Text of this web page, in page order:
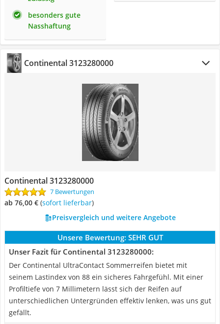
besonders gute
Nasshaftung
Continental 3123280000
Continental 3123280000
7 Bewertungen
ab 76,00 € ( Sofort lieferbar)
Preisvergleich und weitere Angebote
Unsere Bewertung: SEHR GUT
Unser Fazit für Continental 3123280000:
Der Continental UltraContact Sommerreifen bietet mit
seinem Lastindex von 88 ein sicheres Fahrgefühl. Mit einer
Profiltiefe von 7 Millimetern lässt sich der Reifen auf
unterschiedlichen Untergründen effektiv lenken, was uns gut
gefällt.